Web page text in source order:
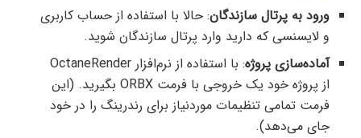
ورود به پرتال سازندگان: حالا با استفاده از حساب کاربری
و لایسنسی که دارید وارد پرتال سازندگان شوید.
آماده‌سازی پروژه
: با استفاده از نرم‌افزار OctaneRender
از پروژه خود یک خروجی با فرمت ORBX بگیرید. (این
فرمت تمامی تنظیمات موردنیاز برای رندرینگ را در خود
جای می‌دهد).